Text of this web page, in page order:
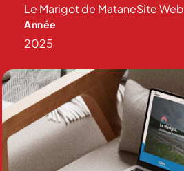
Le Marigot de MataneSite Web
Année
2025